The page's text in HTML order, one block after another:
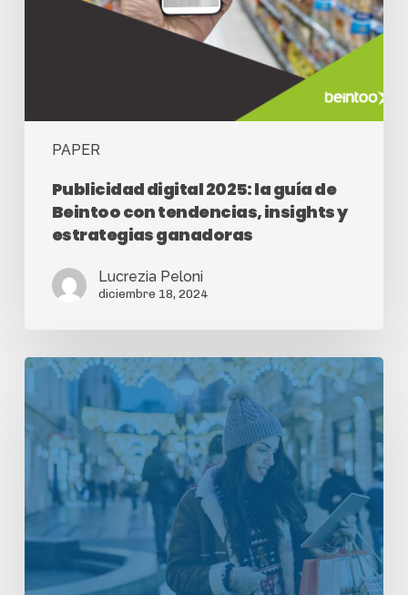
PAPER
Publicidad digital 2025: la guía de
Beintoo con tendencias, insights y
estrategias ganadoras
Lucrezia Peloni
diciembre 18, 2024